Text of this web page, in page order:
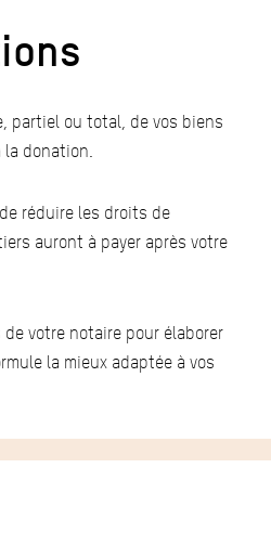
partiel ou total, de vos biens
la donation.
réduire les droits de
auront à payer après votre
votre notaire pour élaborer
la mieux adaptée à vos